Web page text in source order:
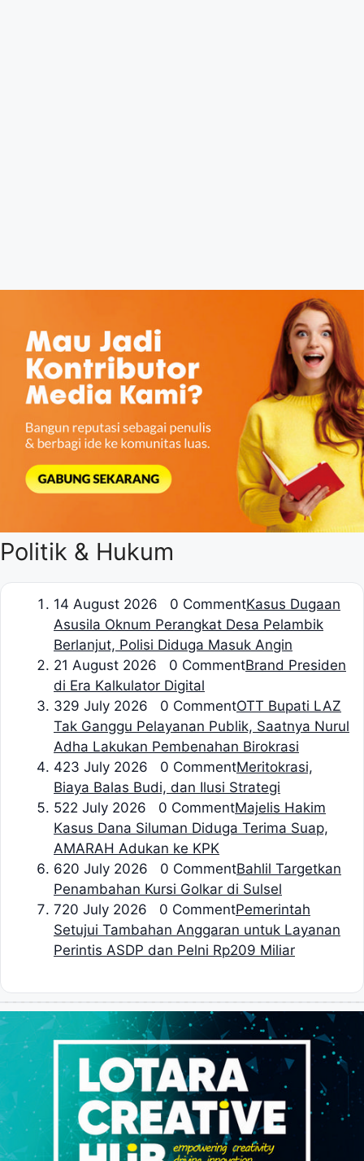
Politik & Hukum
14 August 2026 0 CommentKasus Dugaan
Asusila Oknum Perangkat Desa Pelambik
Berlanjut, Polisi Diduga Masuk Angin
21 August 2026 0 CommentBrand Presiden
di Era Kalkulator Digital
329 July 2026 0 CommentOTT Bupati LAZ
Tak Ganggu Pelayanan Publik, Saatnya Nurul
Adha Lakukan Pembenahan Birokrasi
423 July 2026 0 CommentMeritokrasi,
Biaya Balas Budi, dan Ilusi Strategi
522 July 2026 0 CommentMajelis Hakim
Kasus Dana Siluman Diduga Terima Suap,
AMARAH Adukan ke KPK
620 July 2026 0 CommentBahlil Targetkan
Penambahan Kursi Golkar di Sulsel
720 July 2026 0 CommentPemerintah
Setujui Tambahan Anggaran untuk Layanan
Perintis ASDP dan Pelni Rp209 Miliar